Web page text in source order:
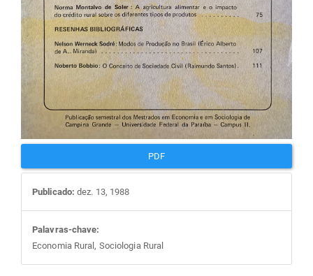
PDF
Publicado: dez. 13, 1988
Palavras-chave:
Economia Rural, Sociologia Rural